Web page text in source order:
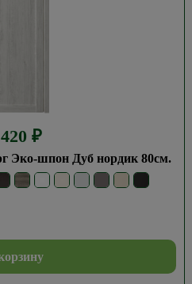
₽
Эко-шпон Дуб нордик 80см.